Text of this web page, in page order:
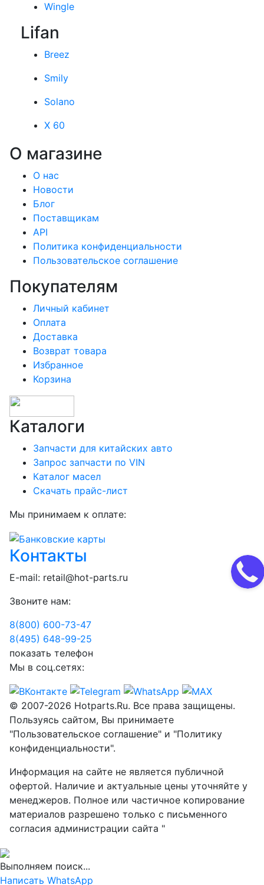
Wingle
Lifan
Breez
Smily
Solano
X 60
О магазине
О нас
Новости
Блог
Поставщикам
API
Политика конфиденциальности
Пользовательское соглашение
Покупателям
Личный кабинет
Оплата
Доставка
Возврат товара
Избранное
Корзина
Каталоги
Запчасти для китайских авто
Запрос запчасти по VIN
Каталог масел
Скачать прайс-лист
Мы принимаем к оплате:
Контакты
E-mail: retail@hot-parts.ru
Звоните нам:
8(800) 600-73-47
8(495) 648-99-25
показать телефон
Мы в соц.сетях:
© 2007-2026 Hotparts.Ru. Все права защищены.
Пользуясь сайтом, Вы принимаете
"Пользовательское соглашение" и "Политику
конфиденциальности".
Информация на сайте не является публичной
офертой. Наличие и актуальные цены уточняйте у
менеджеров. Полное или частичное копирование
материалов разрешено только с письменного
согласия администрации сайта "
Выполняем поиск...
Написать WhatsApp